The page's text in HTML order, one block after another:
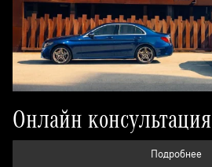
Онлайн консультация
Подробнее